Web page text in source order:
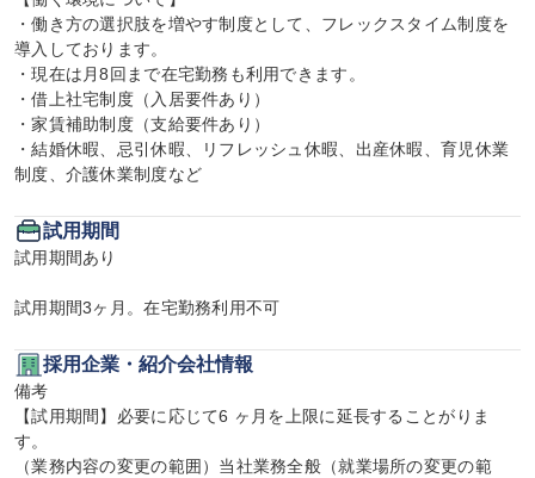
・働き方の選択肢を増やす制度として、フレックスタイム制度を
導入しております。
・現在は月8回まで在宅勤務も利用できます。
・借上社宅制度（入居要件あり）
・家賃補助制度（支給要件あり）
・結婚休暇、忌引休暇、リフレッシュ休暇、出産休暇、育児休業
制度、介護休業制度など
試用期間
試用期間あり
試用期間3ヶ月。在宅勤務利用不可
採用企業・紹介会社情報
備考
【試用期間】必要に応じて6 ヶ月を上限に延長することがりま
す。
（業務内容の変更の範囲）当社業務全般（就業場所の変更の範